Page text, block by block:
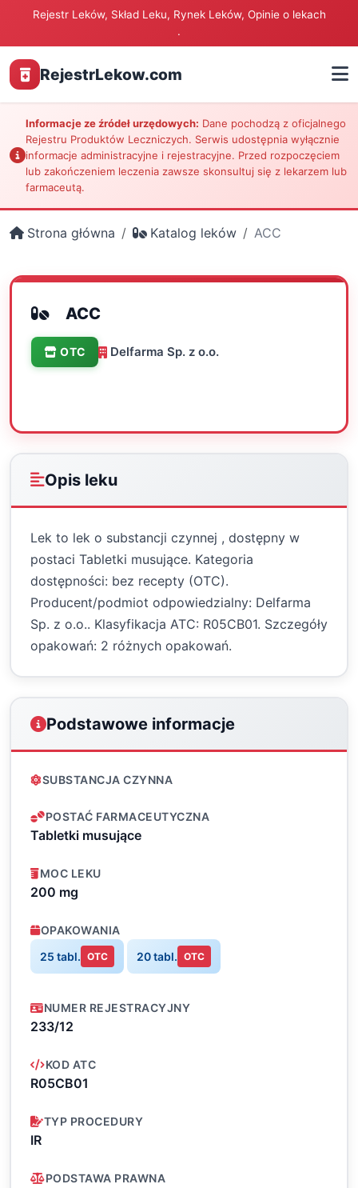
Rejestr Leków, Skład Leku, Rynek Leków, Opinie o lekach
.
RejestrLekow.com
Informacje ze źródeł urzędowych: Dane pochodzą z oficjalnego
Rejestru Produktów Leczniczych. Serwis udostępnia wyłącznie
informacje administracyjne i rejestracyjne. Przed rozpoczęciem
lub zakończeniem leczenia zawsze skonsultuj się z lekarzem lub
farmaceutą.
Strona główna Katalog leków ACC
ACC
OTC Delfarma Sp. z o.o.
Opis leku
Lek to lek o substancji czynnej , dostępny w
postaci Tabletki musujące. Kategoria
dostępności: bez recepty (OTC).
Producent/podmiot odpowiedzialny: Delfarma
Sp. z o.o.. Klasyfikacja ATC: R05CB01. Szczegóły
opakowań: 2 różnych opakowań.
Podstawowe informacje
SUBSTANCJA CZYNNA
POSTAĆ FARMACEUTYCZNA
Tabletki musujące
MOC LEKU
200 mg
OPAKOWANIA
25 tabl. OTC 20 tabl. OTC
NUMER REJESTRACYJNY
233/12
KOD ATC
R05CB01
TYP PROCEDURY
IR
PODSTAWA PRAWNA